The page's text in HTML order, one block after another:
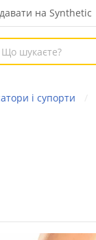
на Synthetic
і супорти